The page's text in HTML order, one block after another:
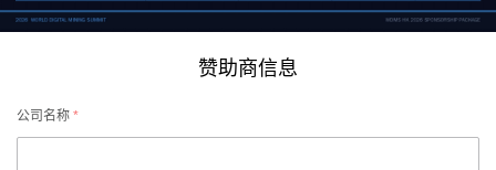
赞助商信息
公司名称 *